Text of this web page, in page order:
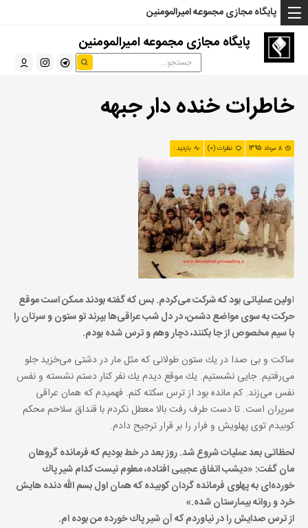
... Read more »" />
... Read more »" />... Read more »" />
پایگاه مجازی مجموعه امیرالمومنین
پایگاه مجازی مجموعه امیرالمومنین
خاطرات خنده دار جبهه
8 مرداد 1395 نظرات (0) بازدید :
اولین عملیاتی بود كه شركت می‌كردم. بس كه گفته بودند ممكن است موقع
حركت به سوی مواضع دشمن، در دل شب عراقی‌ها بپرند تو ستون و سرتان را
با سیم مخصوص از جا بكنند، دچار وهم و ترس شده بودم.
ساكت و بی صدا در یك ستون طولانی كه مثل مار در دشتی می‌خزید جلو
می‌رفتیم. جایی نشستیم. یك موقع دیدم یك نفر كنار دستم نشسته و نفس
نفس می‌زند. كم مانده بود از ترس سكته كنم. فهمیدم كه همان عراقی
سرپران است. تا دست طرف رفت بالا معطل نكردم با قنداق سلاحم محكم
كوبیدم توی پهلویش و فرار را بر قرار ترجیح دادم.
لحظاتی بعد عملیات شروع شد. روز بعد در خط بودیم كه فرمانده گروهان
مان گفت: «دیشب اتفاق عجیبی افتاده، معلوم نیست كدام شیر پاك
خورده‌ای به پهلوی فرمانده گردان كوبیده كه همان اول بسم الله دنده هایش
خرد و روانه بیمارستان شده.»
از ترس صدایش را در نیاوردم كه آن شیر پاك خورده من بوده ام.